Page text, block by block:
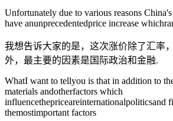
Unfortunately due to various reasons
have anunprecedentedprice increase
我想告诉大家的是，这次涨价除了汇率
外，最主要的因素是国际政治和金融.
WhatI want to tellyou is that in addition to
materials andotherfactors which
influencethepriceareinternationalpoliticsand
themostimportant factors